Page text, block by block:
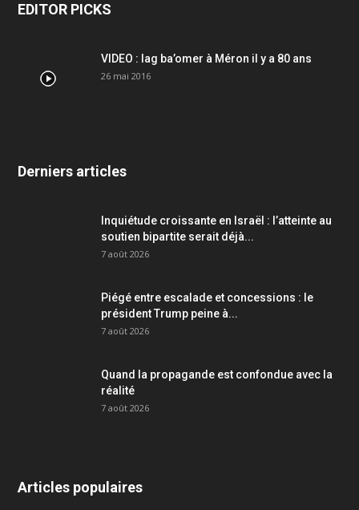
EDITOR PICKS
VIDEO : lag ba’omer à Méron il y a 80 ans
26 mai 2016
Derniers articles
Inquiétude croissante en Israël : l’atteinte au
soutien bipartite serait déjà...
7 août 2026
Piégé entre escalade et concessions : le
président Trump peine à...
7 août 2026
Quand la propagande est confondue avec la
réalité
7 août 2026
Articles populaires